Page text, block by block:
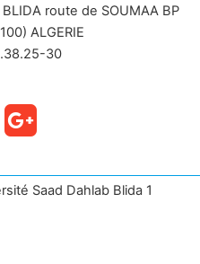
route de SOUMAA BP
ALGERIE
30
Saad Dahlab Blida 1